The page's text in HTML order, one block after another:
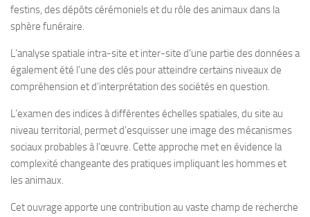
festins, des dépôts cérémoniels et du rôle des animaux dans la
sphère funéraire.
L’analyse spatiale intra-site et inter-site d’une partie des données a
également été l’une des clés pour atteindre certains niveaux de
compréhension et d’interprétation des sociétés en question.
L’examen des indices à différentes échelles spatiales, du site au
niveau territorial, permet d’esquisser une image des mécanismes
sociaux probables à l’œuvre. Cette approche met en évidence la
complexité changeante des pratiques impliquant les hommes et
les animaux.
Cet ouvrage apporte une contribution au vaste champ de recherche